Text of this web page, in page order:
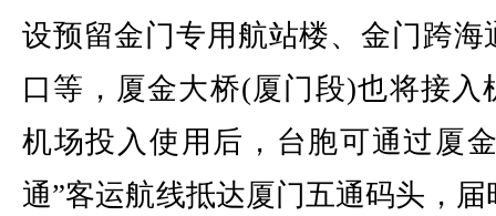
设预留金门专用航站楼、金门跨海
口等，厦金大桥(厦门段)也将接入
机场投入使用后，台胞可通过厦
通”客运航线抵达厦门五通码头，届